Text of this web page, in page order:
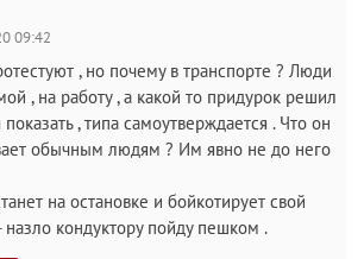
09:42
, но почему в транспорте ? Люди
, на работу , а какой то придурок решил
показать , типа самоутверждается . Что он
обычным людям ? Им явно не до него
на остановке и бойкотирует свой
назло кондуктору пойду пешком .